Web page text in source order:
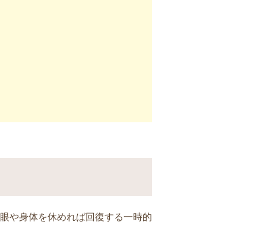
や身体を休めれば回復する一時的